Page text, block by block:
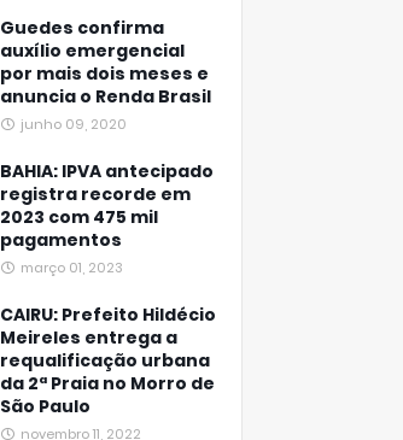
Guedes confirma
auxílio emergencial
por mais dois meses e
anuncia o Renda Brasil
junho 09, 2020
BAHIA: IPVA antecipado
registra recorde em
2023 com 475 mil
pagamentos
março 01, 2023
CAIRU: Prefeito Hildécio
Meireles entrega a
requalificação urbana
da 2ª Praia no Morro de
São Paulo
novembro 11, 2022